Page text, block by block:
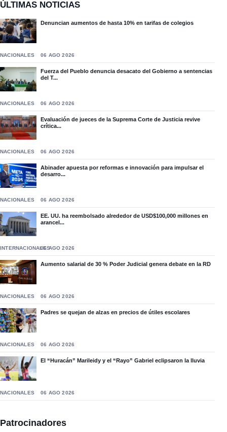
ÚLTIMAS NOTICIAS
Denuncian aumentos de hasta 10% en tarifas de colegios
NACIONALES 06 AGO 2026
Fuerza del Pueblo denuncia desacato del Gobierno a sentencias
del T...
NACIONALES 06 AGO 2026
Evaluación de jueces de la Suprema Corte de Justicia revive
crítica...
NACIONALES 06 AGO 2026
Abinader apuesta por reformas e innovación para impulsar el
desarro...
NACIONALES 06 AGO 2026
EE. UU. ha reembolsado alrededor de USD$100,000 millones en
arancel...
INTERNACIONALES06 AGO 2026
Aumento salarial de 30 % Poder Judicial genera debate en la RD
NACIONALES 06 AGO 2026
Padres se quejan de alzas en precios de útiles escolares
NACIONALES 06 AGO 2026
El “Huracán” Marileidy y el “Rayo” Gabriel eclipsaron la lluvia
NACIONALES 06 AGO 2026
Patrocinadores